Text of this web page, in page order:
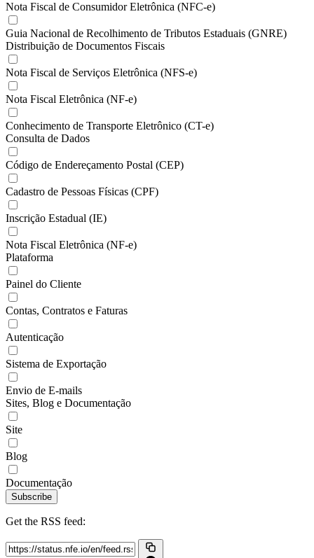
Nota Fiscal de Consumidor Eletrônica (NFC-e)
Guia Nacional de Recolhimento de Tributos Estaduais (GNRE)
Distribuição de Documentos Fiscais
Nota Fiscal de Serviços Eletrônica (NFS-e)
Nota Fiscal Eletrônica (NF-e)
Conhecimento de Transporte Eletrônico (CT-e)
Consulta de Dados
Código de Endereçamento Postal (CEP)
Cadastro de Pessoas Físicas (CPF)
Inscrição Estadual (IE)
Nota Fiscal Eletrônica (NF-e)
Plataforma
Painel do Cliente
Contas, Contratos e Faturas
Autenticação
Sistema de Exportação
Envio de E-mails
Sites, Blog e Documentação
Site
Blog
Documentação
Subscribe
Get the RSS feed: